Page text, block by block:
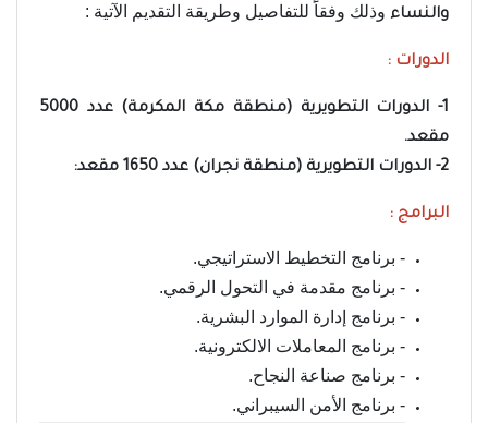
والنساء وذلك وفقاًَ للتفاصيل وطريقة التقديم الآتية :
الدورات :
1- الدورات التطويرية (منطقة مكة المكرمة) عدد 5000
مقعد.
2- الدورات التطويرية (منطقة نجران) عدد 1650 مقعد:
البرامج :
- برنامج التخطيط الاستراتيجي.
- برنامج مقدمة في التحول الرقمي.
- برنامج إدارة الموارد البشرية.
- برنامج المعاملات الالكترونية.
- برنامج صناعة النجاح.
- برنامج الأمن السيبراني.